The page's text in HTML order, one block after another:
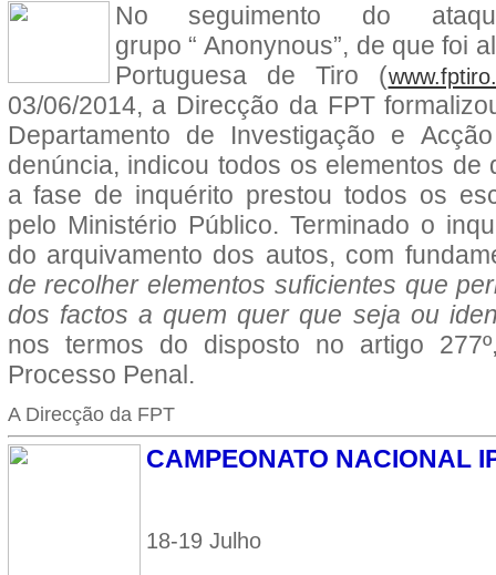
No seguimento do
grupo “ Anonynous”, de que foi
Portuguesa de Tiro (
03/06/2014, a Direcção da FPT
Departamento de Investigação e
denúncia, indicou todos os elementos de
a fase de inquérito prestou todos os
pelo Ministério Público. Terminado o
do arquivamento dos autos, com
de recolher elementos suficientes que
dos factos a quem quer que seja ou
nos termos do disposto no artigo
Processo Penal.
A Direcção da FPT
CAMPEONATO NACIONAL
18-19 Julho